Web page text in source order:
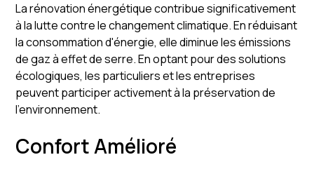
La rénovation énergétique contribue significativement
à la lutte contre le changement climatique. En réduisant
la consommation d'énergie, elle diminue les émissions
de gaz à effet de serre. En optant pour des solutions
écologiques, les particuliers et les entreprises
peuvent participer activement à la préservation de
l'environnement.
Confort Amélioré